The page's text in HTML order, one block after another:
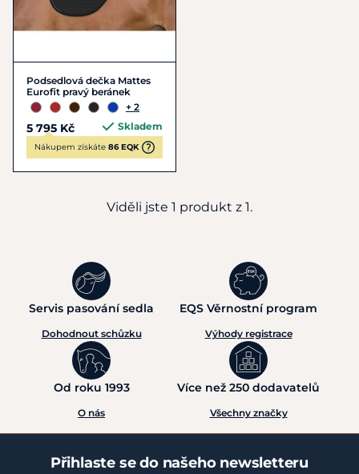
Podsedlová dečka Mattes
Eurofit pravý beránek
+ 2
5 795 Kč Skladem
Nákupem získáte 86 EQK
Viděli jste 1 produkt z 1.
Servis pasování sedla
Dohodnout schůzku
EQS Věrnostní program
Výhody registrace
Od roku 1993
O nás
Více než 250 dodavatelů
Všechny značky
Přihlaste se do našeho newsletteru